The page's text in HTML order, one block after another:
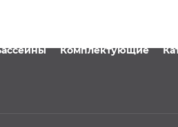
Комплектующие